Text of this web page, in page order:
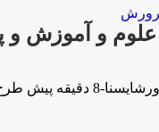
علوم و آموزش
طرح مجلس برای ادغام